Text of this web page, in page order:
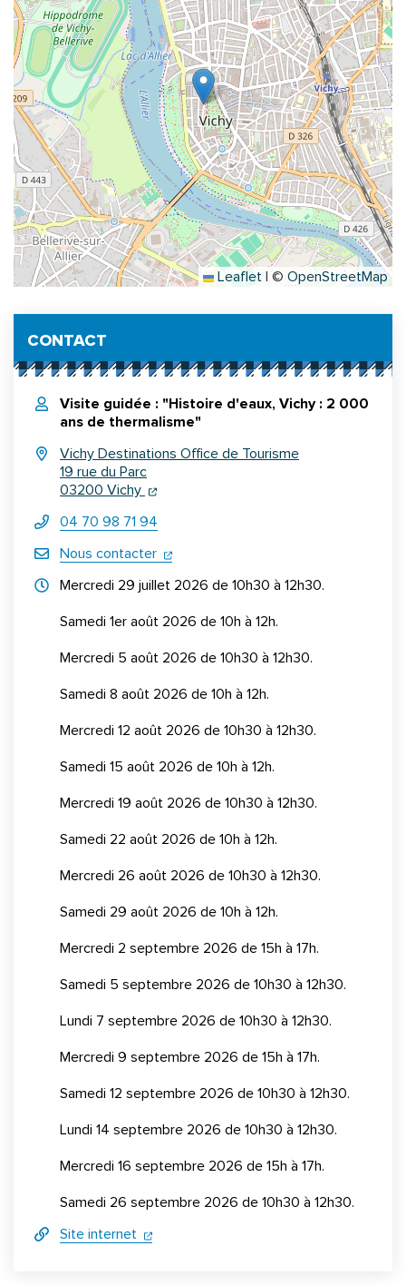
Leaflet | © OpenStreetMap
CONTACT
Visite guidée : "Histoire d'eaux, Vichy : 2 000
ans de thermalisme"
Vichy Destinations Office de Tourisme
19 rue du Parc
03200 Vichy (ouverture dans un nouvel onglet)
(ouverture dans un nouvel onglet)
04 70 98 71 94
Nous contacter
(ouverture dans un nouvel onglet)
Horraires d'ouverture
Mercredi 29 juillet 2026 de 10h30 à 12h30.
Samedi 1er août 2026 de 10h à 12h.
Mercredi 5 août 2026 de 10h30 à 12h30.
Samedi 8 août 2026 de 10h à 12h.
Mercredi 12 août 2026 de 10h30 à 12h30.
Samedi 15 août 2026 de 10h à 12h.
Mercredi 19 août 2026 de 10h30 à 12h30.
Samedi 22 août 2026 de 10h à 12h.
Mercredi 26 août 2026 de 10h30 à 12h30.
Samedi 29 août 2026 de 10h à 12h.
Mercredi 2 septembre 2026 de 15h à 17h.
Samedi 5 septembre 2026 de 10h30 à 12h30.
Lundi 7 septembre 2026 de 10h30 à 12h30.
Mercredi 9 septembre 2026 de 15h à 17h.
Samedi 12 septembre 2026 de 10h30 à 12h30.
Lundi 14 septembre 2026 de 10h30 à 12h30.
Mercredi 16 septembre 2026 de 15h à 17h.
Samedi 26 septembre 2026 de 10h30 à 12h30.
Site internet (ouverture dans un nouvel onglet)
(ouverture dans un nouvel onglet)